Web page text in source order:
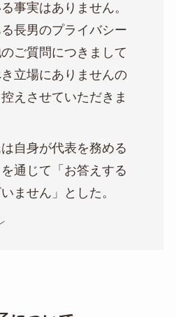
事実はありません。
長男のプライバシー
ご質問につきまして
立場にありませんの
えさせていただきま
自身が代表を務める
を通じて「お答えする
ません」とした。